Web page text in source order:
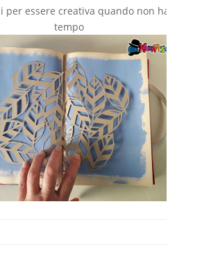
per essere creativa quando non hai
tempo